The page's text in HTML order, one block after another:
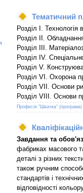
Тематичний
Розділ І.
Розділ II.
Розділ III.
Розділ IV.
Розділ V.
Розділ VI. Охорона
Розділ VII. Основи
Розділ VIII. Основи
Професія "Швачка" (програма)
Завдання та
фабриках масового
деталі з різних
також ручним
стандартів і
відповідності